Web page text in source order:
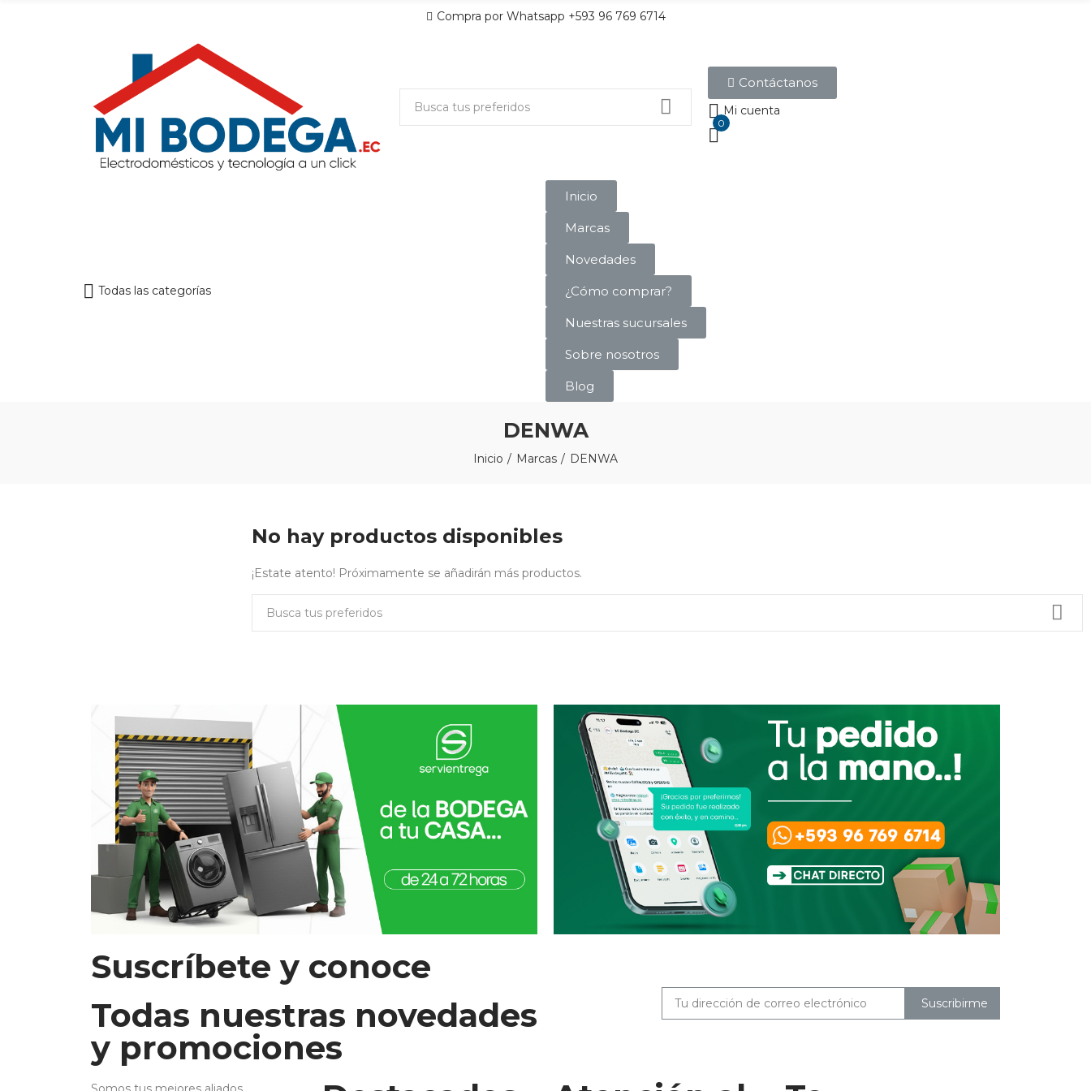
Compra por Whatsapp +593 96 769 6714
Contáctanos
Mi cuenta
0
Todas las categorías
Inicio
Marcas
Novedades
¿Cómo comprar?
Nuestras sucursales
Sobre nosotros
Blog
DENWA
Inicio Marcas DENWA
No hay productos disponibles
¡Estate atento! Próximamente se añadirán más productos.
Suscríbete y conoce
Todas nuestras novedades
y promociones
Suscribirme